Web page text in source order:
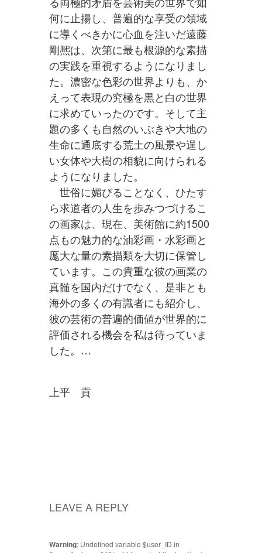
何に止揚し、普遍的な享受の領域
に導くべきかに心血を注いだ遠藤
剛熈は、次第に最も根源的な素描
の実践を重視するようになりまし
た。濃密な色彩の世界よりも、か
えって表現の究極を黒と白の世界
に求めていったのです。そして主
題の多くも自然のいぶきや大地の
生命に通底する荒土の風景や逞し
い女体や大樹の相貌に向けられる
ようになりました。
世俗に媚びることなく、ひたす
ら求道者の人生を歩みつづけるこ
の画家は、現在、美術館に約1500
点もの魅力的な油彩画・水彩画と
厖大な量の素描類を大切に保管し
ています。この貴重な彼の画業の
真髄を国内だけでなく、是非とも
海外の多くの有識者にも紹介し、
彼の芸術の普遍的価値が世界的に
評価される機会を私は待っていま
した。…
上平 貢
LEAVE A REPLY
Warning: Undefined variable $user_ID in